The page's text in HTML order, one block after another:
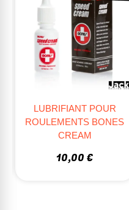
NETTOYEUR DE
ROULEMENTS BONES
23,00 €